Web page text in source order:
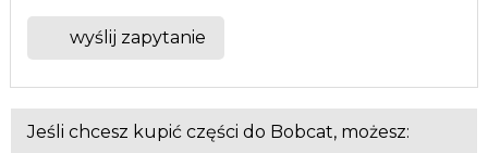
wyślij zapytanie
Jeśli chcesz kupić części do Bobcat, możesz: